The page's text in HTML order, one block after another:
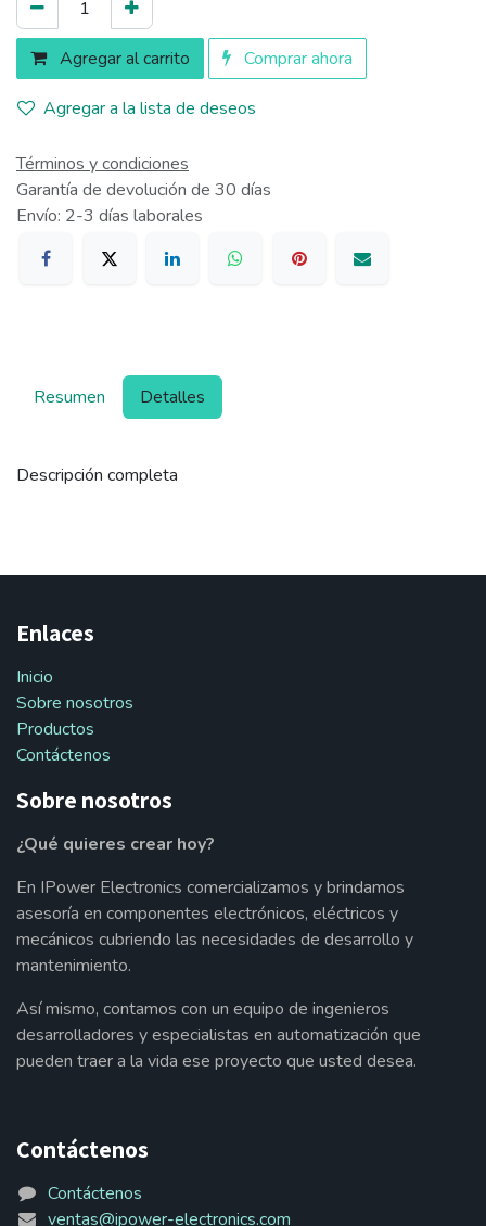
Agregar al carrito Comprar ahora
Agregar a la lista de deseos
Términos y condiciones
Garantía de devolución de 30 días
Envío: 2-3 días laborales
Resumen Detalles
Descripción completa
Enlaces
Inicio
Sobre nosotros
Productos
Contáctenos
Sobre nosotros
¿Qué quieres crear hoy?
En IPower Electronics comercializamos y brindamos
asesoría en componentes electrónicos, eléctricos y
mecánicos cubriendo las necesidades de desarrollo y
mantenimiento.
Así mismo, contamos con un equipo de ingenieros
desarrolladores y especialistas en automatización que
pueden traer a la vida ese proyecto que usted desea.
Contáctenos
Contáctenos
ventas@ipower-electronics.com